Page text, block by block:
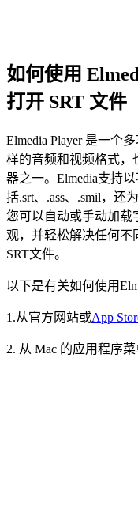
如何使用
打开 SRT 文件
Elmedia Player 是一个
样的音频和视频格式，
器之一。Elmedia支持
括.srt、.ass、.smil，还
您可以自动或手动加载
观，并轻松解决任何不
SRT文件。
以下是有关如何使用
1.从官方网站或App
2. 从 Mac 的应用程序